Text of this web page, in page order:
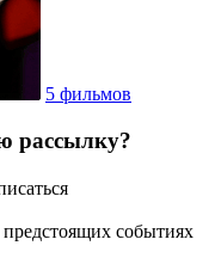
5 фильмов
рассылку?
событиях